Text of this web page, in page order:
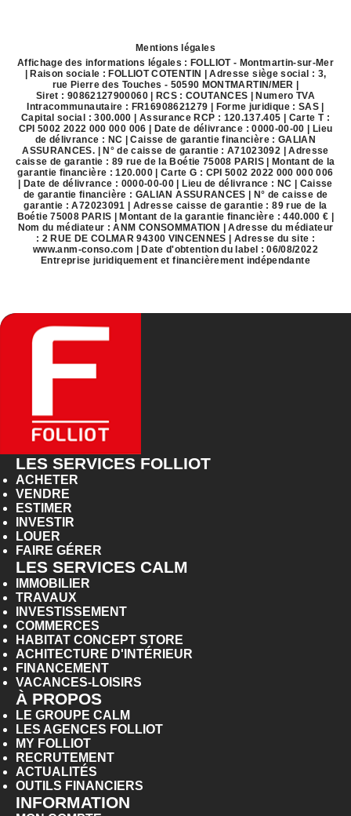
Mentions légales
Affichage des informations légales : FOLLIOT - Montmartin-sur-Mer
| Raison sociale : FOLLIOT COTENTIN | Adresse siège social : 3,
rue Pierre des Touches - 50590 MONTMARTIN/MER |
Siret : 90862127900060 | RCS : COUTANCES | Numero TVA
Intracommunautaire : FR16908621279 | Forme juridique : SAS |
Capital social : 300.000 | Assurance RCP : 120.137.405 | Carte T :
CPI 5002 2022 000 000 006 | Date de délivrance : 0000-00-00 | Lieu
de délivrance : NC | Caisse de garantie financière : GALIAN
ASSURANCES. | N° de caisse de garantie : A71023092 | Adresse
caisse de garantie : 89 rue de la Boétie 75008 PARIS | Montant de la
garantie financière : 120.000 | Carte G : CPI 5002 2022 000 000 006
| Date de délivrance : 0000-00-00 | Lieu de délivrance : NC | Caisse
de garantie financière : GALIAN ASSURANCES | N° de caisse de
garantie : A72023091 | Adresse caisse de garantie : 89 rue de la
Boétie 75008 PARIS | Montant de la garantie financière : 440.000 € |
Nom du médiateur : ANM CONSOMMATION | Adresse du médiateur
: 2 RUE DE COLMAR 94300 VINCENNES | Adresse du site :
www.anm-conso.com | Date d'obtention du label : 06/08/2022
Entreprise juridiquement et financièrement indépendante
LES SERVICES FOLLIOT
ACHETER
VENDRE
ESTIMER
INVESTIR
LOUER
FAIRE GÉRER
LES SERVICES CALM
IMMOBILIER
TRAVAUX
INVESTISSEMENT
COMMERCES
HABITAT CONCEPT STORE
ACHITECTURE D'INTÉRIEUR
FINANCEMENT
VACANCES-LOISIRS
À PROPOS
LE GROUPE CALM
LES AGENCES FOLLIOT
MY FOLLIOT
RECRUTEMENT
ACTUALITÉS
OUTILS FINANCIERS
INFORMATION